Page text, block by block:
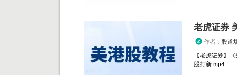
老虎证券
作者： 股道
【老虎证券】
股打新.mp4 ...